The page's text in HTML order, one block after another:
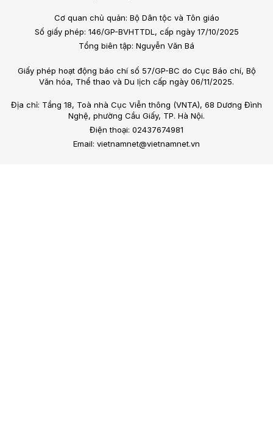
Cơ quan chủ quản: Bộ Dân tộc và Tôn giáo
Số giấy phép: 146/GP-BVHTTDL, cấp ngày 17/10/2025
Tổng biên tập: Nguyễn Văn Bá
Giấy phép hoạt động báo chí số 57/GP-BC do Cục Báo chí, Bộ
Văn hóa, Thể thao và Du lịch cấp ngày 06/11/2025.
Địa chỉ: Tầng 18, Toà nhà Cục Viễn thông (VNTA), 68 Dương Đình
Nghệ, phường Cầu Giấy, TP. Hà Nội.
Điện thoại: 02437674981
Email: vietnamnet@vietnamnet.vn